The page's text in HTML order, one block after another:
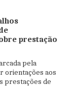
prestação
pela
orientações aos
prestações de